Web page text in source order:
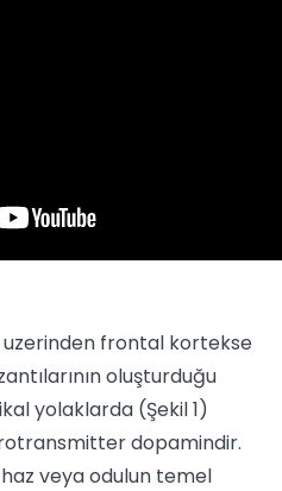
uzerinden frontal kortekse
oluşturduğu
yolaklarda (Şekil 1)
dopamindir.
veya odulun temel